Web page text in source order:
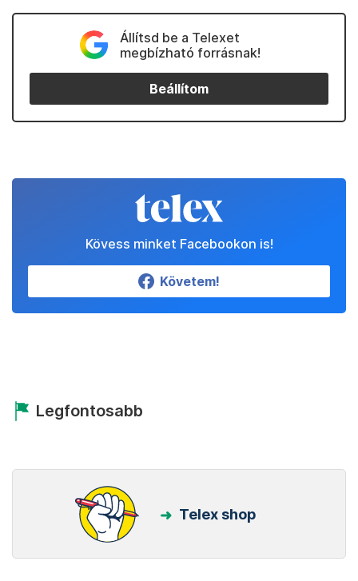
Állítsd be a Telexet
megbízható forrásnak!
Beállítom
Kövess minket Facebookon is!
Követem!
Legfontosabb
Telex shop